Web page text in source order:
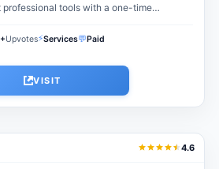
tools with a one-time
Upvotes⚡Services💬Paid
VISIT
4.6